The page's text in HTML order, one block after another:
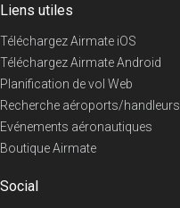
Liens utiles
Téléchargez Airmate iOS
Téléchargez Airmate Android
Planification de vol Web
Recherche aéroports/handleurs
Evénements aéronautiques
Boutique Airmate
Social